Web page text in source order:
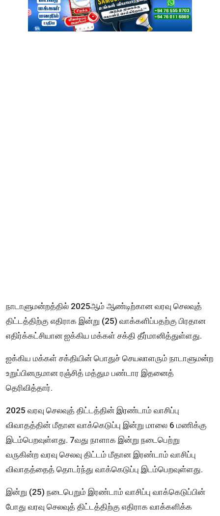
நாடாளுமன்றத்தில் 2025ஆம் ஆண்டிற்கான வரவு செலவுத்
திட்டத்திற்கு எதிராக இன்று (25) வாக்களிப்பதற்கு பிரதான
எதிர்க்கட்சியான ஐக்கிய மக்கள் சக்தி தீர்மானித்துள்ளது.
ஐக்கிய மக்கள் சக்தியின் பொதுச் செயலாளரும் நாடாளுமன்ற
உறுப்பினருமான ரஞ்சித் மத்தும பண்டார இதனைத்
தெரிவித்தார்.
2025 வரவு செலவுத் திட்டத்தின் இரண்டாம் வாசிப்பு
விவாதத்தின் மீதான வாக்கெடுப்பு இன்று மாலை 6 மணிக்கு
இடம்பெறவுள்ளது. 7வது நாளாக இன்று நடைபெற்று
வருகின்ற வரவு செலவு திட்டம் மீதான இரண்டாம் வாசிப்பு
விவாதத்தைத் தொடர்ந்து வாக்கெடுப்பு இடம்பெறவுள்ளது.
இன்று (25) நடைபெறும் இரண்டாம் வாசிப்பு வாக்கெடுப்பின்
போது வரவு செலவுத் திட்டத்திற்கு எதிராக வாக்களிக்க